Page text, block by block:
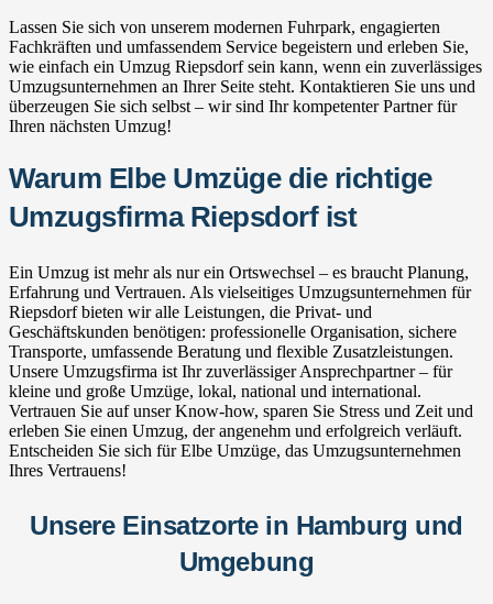
Lassen Sie sich von unserem modernen Fuhrpark, engagierten
Fachkräften und umfassendem Service begeistern und erleben Sie,
wie einfach ein Umzug Riepsdorf sein kann, wenn ein zuverlässiges
Umzugsunternehmen an Ihrer Seite steht. Kontaktieren Sie uns und
überzeugen Sie sich selbst – wir sind Ihr kompetenter Partner für
Ihren nächsten Umzug!
Warum Elbe Umzüge die richtige
Umzugsfirma Riepsdorf ist
Ein Umzug ist mehr als nur ein Ortswechsel – es braucht Planung,
Erfahrung und Vertrauen. Als vielseitiges Umzugsunternehmen für
Riepsdorf bieten wir alle Leistungen, die Privat- und
Geschäftskunden benötigen: professionelle Organisation, sichere
Transporte, umfassende Beratung und flexible Zusatzleistungen.
Unsere Umzugsfirma ist Ihr zuverlässiger Ansprechpartner – für
kleine und große Umzüge, lokal, national und international.
Vertrauen Sie auf unser Know-how, sparen Sie Stress und Zeit und
erleben Sie einen Umzug, der angenehm und erfolgreich verläuft.
Entscheiden Sie sich für Elbe Umzüge, das Umzugsunternehmen
Ihres Vertrauens!
Unsere Einsatzorte in Hamburg und
Umgebung